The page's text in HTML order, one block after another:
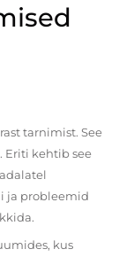
tarnimist. See
Eriti kehtib see
ja probleemid
kus